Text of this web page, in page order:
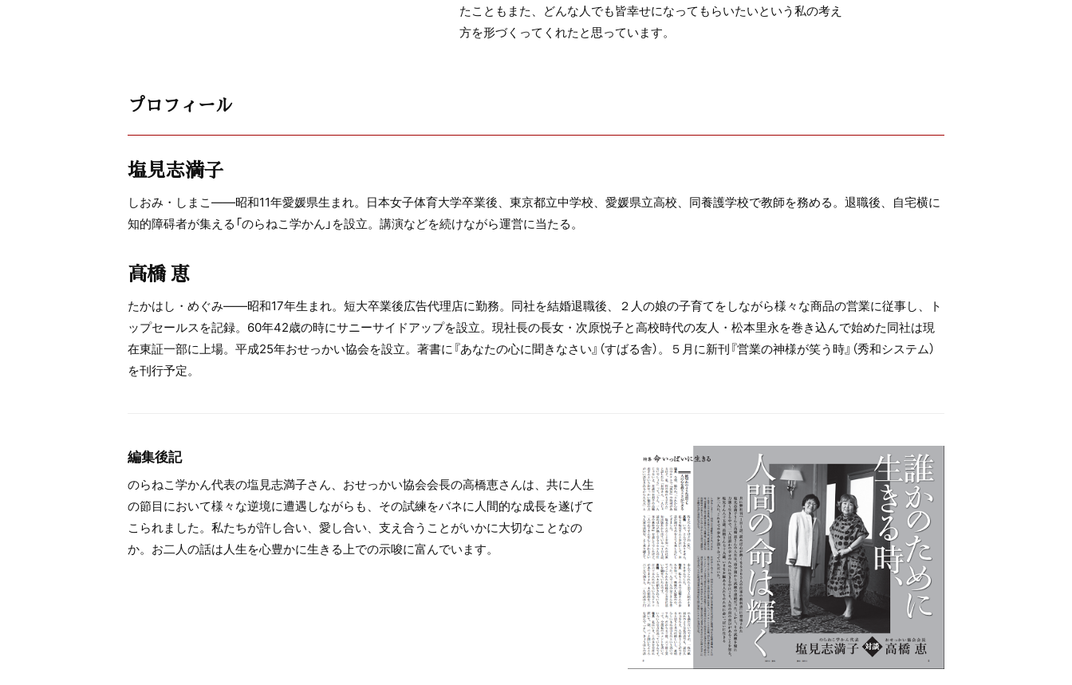
たこともまた、どんな人でも皆幸せになってもらいたいという私の考え
方を形づくってくれたと思っています。
プロフィール
塩見志満子
しおみ・しまこ――昭和11年愛媛県生まれ。日本女子体育大学卒業後、東京都立中学校、愛媛県立高校、同養護学校で教師を務める。退職後、自宅横に
知的障碍者が集える「のらねこ学かん」を設立。講演などを続けながら運営に当たる。
高橋 恵
たかはし・めぐみ――昭和17年生まれ。短大卒業後広告代理店に勤務。同社を結婚退職後、２人の娘の子育てをしながら様々な商品の営業に従事し、ト
ップセールスを記録。60年42歳の時にサニーサイドアップを設立。現社長の長女・次原悦子と高校時代の友人・松本里永を巻き込んで始めた同社は現
在東証一部に上場。平成25年おせっかい協会を設立。著書に『あなたの心に聞きなさい』（すばる舎）。５月に新刊『営業の神様が笑う時』（秀和システム）
を刊行予定。
編集後記
のらねこ学かん代表の塩見志満子さん、おせっかい協会会長の高橋恵さんは、共に人生
の節目において様々な逆境に遭遇しながらも、その試練をバネに人間的な成長を遂げて
こられました。私たちが許し合い、愛し合い、支え合うことがいかに大切なことなの
か。お二人の話は人生を心豊かに生きる上での示唆に富んでいます。